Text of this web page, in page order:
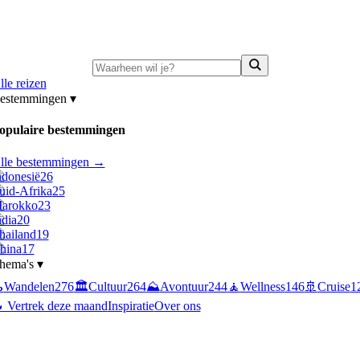
reizen
▾
bestemmingen
bestemmingen →
26
Afrika25
23
20
19
17
▾
Wandelen276🏛️Cultuur264⛰️Avontuur244🧘Wellness146🚢 Cruise
Vertrek deze maandInspiratieOver ons